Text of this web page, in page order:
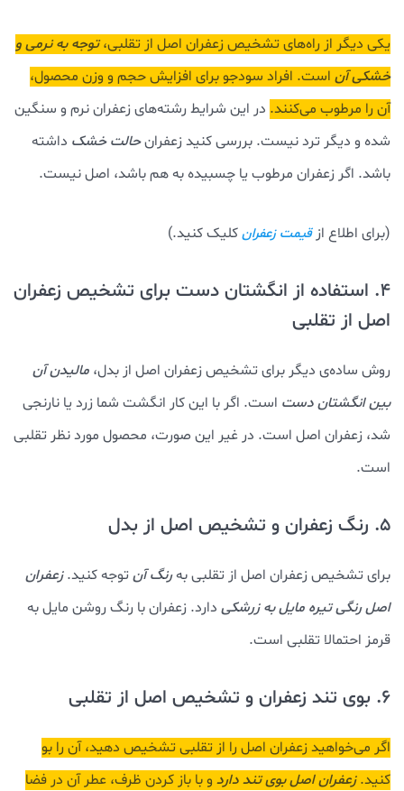
یکی دیگر از راه‌های تشخیص زعفران اصل از تقلبی،توجه به نرمی و
خشکی آن است. افراد سودجو برای افزایش حجم و وزن محصول،
آن را مرطوب می‌کنند. در این شرایط رشته‌های زعفران نرم و سنگین
شده و دیگر ترد نیست. بررسی کنید زعفرانحالت خشک داشته
باشد. اگر زعفران مرطوب یا چسبیده به هم باشد، اصل نیست.
(برای اطلاع ازقیمت زعفرانکلیک کنید.)
4. استفاده از انگشتان دست برای تشخیص زعفران
اصل از تقلبی
روش ساده‌ی دیگر برای تشخیص زعفران اصل از بدل، مالیدن آن
بین انگشتان دست است. اگر با این کار انگشت شما زرد یا نارنجی
شد، زعفران اصل است. در غیر این صورت، محصول مورد نظر تقلبی
است.
5. رنگ زعفران و تشخیص اصل از بدل
برای تشخیص زعفران اصل از تقلبی بهرنگ آن توجه کنید.زعفران
اصل رنگی تیره مایل به زرشکی دارد. زعفران با رنگ روشن مایل به
قرمز احتمالا تقلبی است.
6. بوی تند زعفران و تشخیص اصل از تقلبی
اگر می‌خواهید زعفران اصل را از تقلبی تشخیص دهید، آن را بو
کنید.زعفران اصل بوی تند دارد و با باز کردن ظرف، عطر آن در فضا